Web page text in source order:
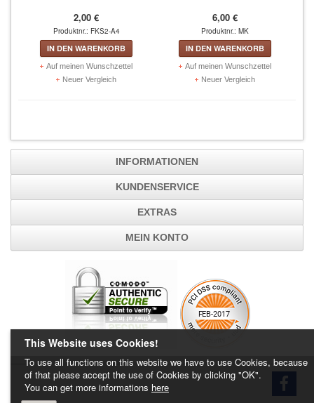
2,00 €
Produktnr.: FKS2-A4
IN DEN WARENKORB
Auf meinen Wunschzettel
Neuer Vergleich
6,00 €
Produktnr.: MK
IN DEN WARENKORB
Auf meinen Wunschzettel
Neuer Vergleich
INFORMATIONEN
KUNDENSERVICE
EXTRAS
MEIN KONTO
This Website uses Cookies!
To use all functions on this website we have to use Cookies, because
of that please accept the use of Cookies by clicking "OK".
You can get more informations here